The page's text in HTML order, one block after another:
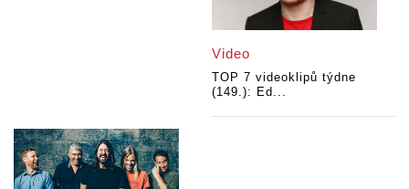
Video
TOP 7 videoklipů týdne
(149.): Ed...